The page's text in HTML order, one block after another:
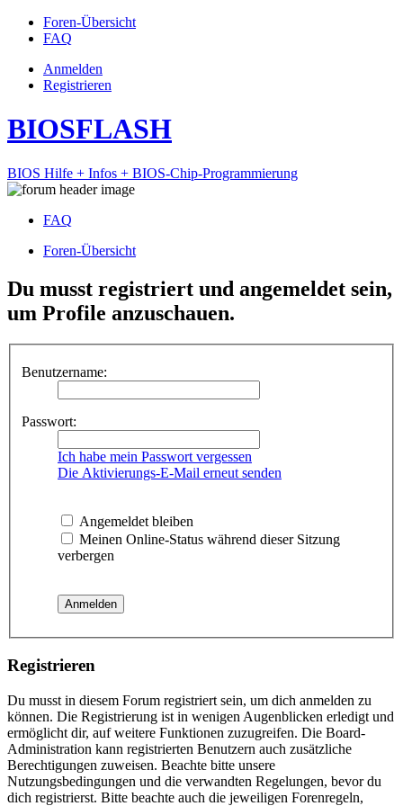
Foren-Übersicht
FAQ
Anmelden
Registrieren
BIOSFLASH
BIOS Hilfe + Infos + BIOS-Chip-Programmierung
FAQ
Foren-Übersicht
Du musst registriert und angemeldet sein,
um Profile anzuschauen.
Benutzername:
Passwort:
Ich habe mein Passwort vergessen
Die Aktivierungs-E-Mail erneut senden
Angemeldet bleiben
Meinen Online-Status während dieser Sitzung
verbergen
Registrieren
Du musst in diesem Forum registriert sein, um dich anmelden zu
können. Die Registrierung ist in wenigen Augenblicken erledigt und
ermöglicht dir, auf weitere Funktionen zuzugreifen. Die Board-
Administration kann registrierten Benutzern auch zusätzliche
Berechtigungen zuweisen. Beachte bitte unsere
Nutzungsbedingungen und die verwandten Regelungen, bevor du
dich registrierst. Bitte beachte auch die jeweiligen Forenregeln,